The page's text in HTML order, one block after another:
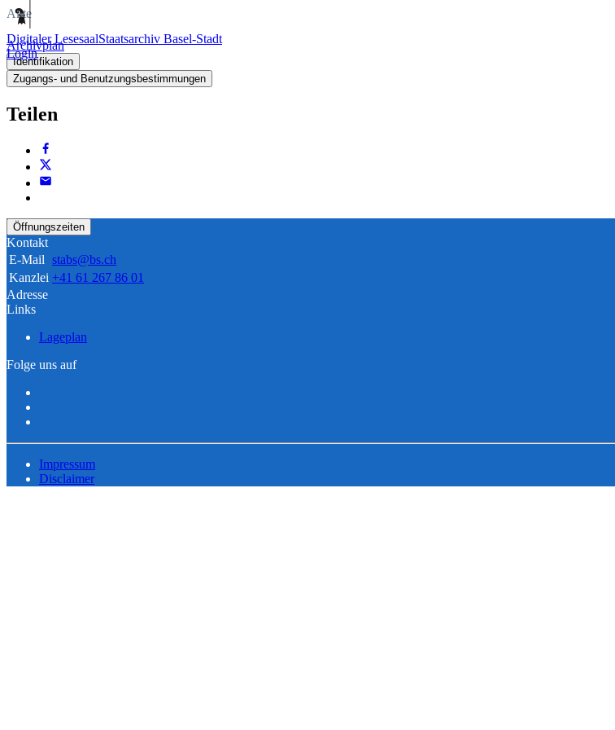
Digitaler LesesaalStaatsarchiv Basel-Stadt
Login
Akte
Archivplan
Identifikation
Zugangs- und Benutzungsbestimmungen
Teilen
Öffnungszeiten
Kontakt
E-Mail stabs@bs.ch
Kanzlei +41 61 267 86 01
Adresse
Links
Lageplan
Folge uns auf
Impressum
Disclaimer